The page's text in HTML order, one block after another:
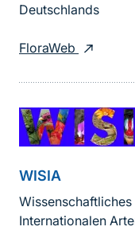
Deutschlands
FloraWeb
WISIA
Internationalen